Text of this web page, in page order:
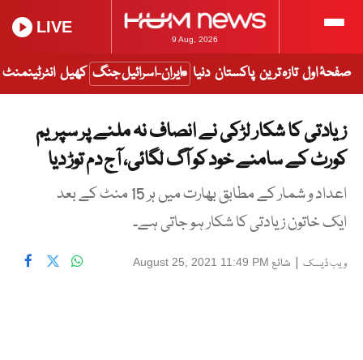
9 Aug, 2026
LIVE
صفحۂ اول تازہ ترین پاکستان دنیا ایران-اسرائیل جنگ کھیل انٹرٹینمنٹ
زیادتی کا شکار لڑکی نے انصاف نہ ملنے پر سپریم
کورٹ کے سامنے خود کو آگ لگائی، آج دم توڑ دیا
اعداد و شمار کے مطابق بھارت میں ہر 15 منٹ کے بعد
ایک خاتون زیادتی کا شکار ہو جاتی ہے۔
ویب ڈیسک | شائع August 25, 2021 11:49 PM